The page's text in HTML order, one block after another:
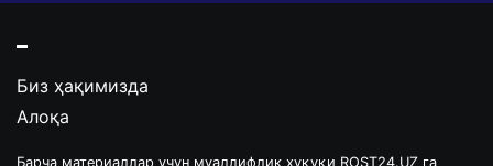
Биз ҳақимизда
Алоқа
Барча материаллар учун муаллифлик ҳуқуқи ROST24.UZ га